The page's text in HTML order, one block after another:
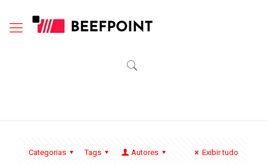
Categorias Tags Autores Exibir tudo